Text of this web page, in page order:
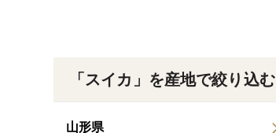
「スイカ」を産地で絞り込む
山形県